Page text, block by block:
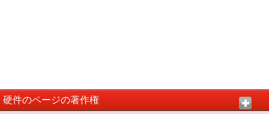
硬件のページの著作権